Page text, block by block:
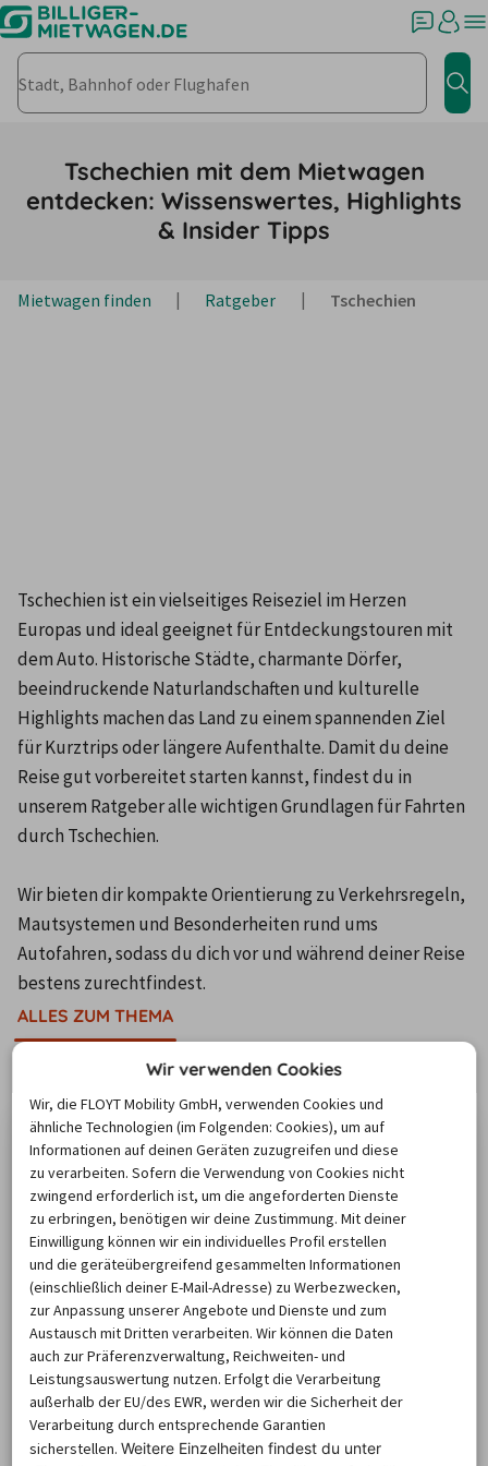
Stadt, Bahnhof oder Flughafen
Tschechien mit dem Mietwagen
entdecken: Wissenswertes, Highlights
& Insider Tipps
Mietwagen finden Ratgeber Tschechien
Tschechien ist ein vielseitiges Reiseziel im Herzen
Europas und ideal geeignet für Entdeckungstouren mit
dem Auto. Historische Städte, charmante Dörfer,
beeindruckende Naturlandschaften und kulturelle
Highlights machen das Land zu einem spannenden Ziel
für Kurztrips oder längere Aufenthalte. Damit du deine
Reise gut vorbereitet starten kannst, findest du in
unserem Ratgeber alle wichtigen Grundlagen für Fahrten
durch Tschechien.
Wir bieten dir kompakte Orientierung zu Verkehrsregeln,
Mautsystemen und Besonderheiten rund ums
Autofahren, sodass du dich vor und während deiner Reise
bestens zurechtfindest.
ALLES ZUM THEMA
Hier findest du Reiseinfos &
Inspiration für Tschechien
Mit dem Mietwagen durch Tschechien: Alle
wichtigen Infos zu deiner Reise
Mit dem Mietwagen lässt sich Tschechien besonders
flexibel erkunden, ob du Prag besuchst oder
landschaftlich reizvolle Regionen wie das Böhmische
Paradies oder den Böhmerwald entdeckst. Damit du
Zum Artikel
Wir verwenden Cookies
Wir, die FLOYT Mobility GmbH, verwenden Cookies und
ähnliche Technologien (im Folgenden: Cookies), um auf
Informationen auf deinen Geräten zuzugreifen und diese
zu verarbeiten. Sofern die Verwendung von Cookies nicht
zwingend erforderlich ist, um die angeforderten Dienste
zu erbringen, benötigen wir deine Zustimmung. Mit deiner
Einwilligung können wir ein individuelles Profil erstellen
und die geräteübergreifend gesammelten Informationen
(einschließlich deiner E-Mail-Adresse) zu Werbezwecken,
zur Anpassung unserer Angebote und Dienste und zum
Austausch mit Dritten verarbeiten. Wir können die Daten
auch zur Präferenzverwaltung, Reichweiten- und
Leistungsauswertung nutzen. Erfolgt die Verarbeitung
außerhalb der EU/des EWR, werden wir die Sicherheit der
Verarbeitung durch entsprechende Garantien
sicherstellen.Weitere Einzelheiten findest du unter